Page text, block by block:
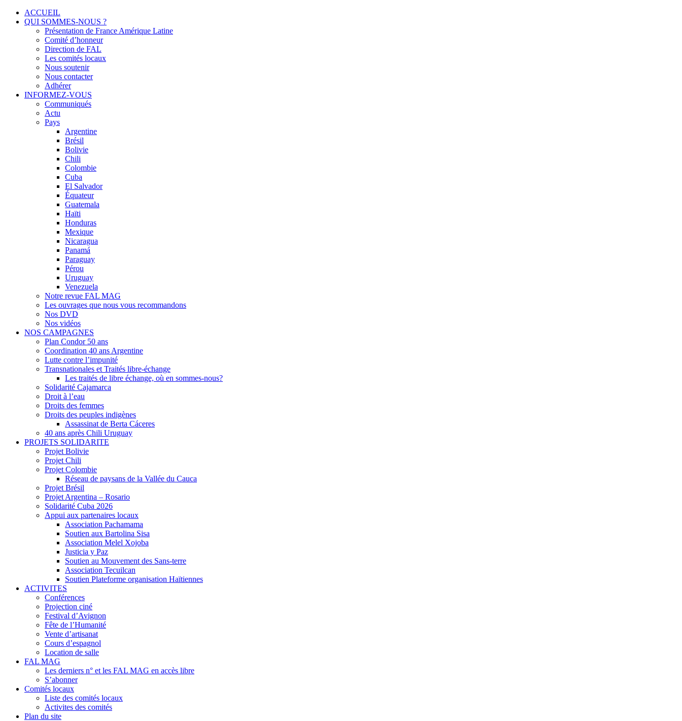
FRANCE AMERIQUE LATINE
Solidarité international et Amitiés entre les peuples
Menu
Skip
ACCUEIL
QUI SOMMES-NOUS ?
Présentation de France Amérique Latine
Comité d’honneur
Direction de FAL
Les comités locaux
Nous soutenir
Nous contacter
Adhérer
INFORMEZ-VOUS
Communiqués
Actu
Pays
Argentine
Brésil
Bolivie
Chili
Colombie
Cuba
El Salvador
Équateur
Guatemala
Haïti
Honduras
Mexique
Nicaragua
Panamá
Paraguay
Pérou
Uruguay
Venezuela
Notre revue FAL MAG
Les ouvrages que nous vous recommandons
Nos DVD
Nos vidéos
NOS CAMPAGNES
Plan Condor 50 ans
Coordination 40 ans Argentine
Lutte contre l’impunité
Transnationales et Traités libre-échange
Les traités de libre échange, où en sommes-nous?
Solidarité Cajamarca
Droit à l’eau
Droits des femmes
Droits des peuples indigènes
Assassinat de Berta Cáceres
40 ans après Chili Uruguay
PROJETS SOLIDARITE
Projet Bolivie
Projet Chili
Projet Colombie
Réseau de paysans de la Vallée du Cauca
Projet Brésil
Projet Argentina – Rosario
Solidarité Cuba 2026
Appui aux partenaires locaux
Association Pachamama
Soutien aux Bartolina Sisa
Association Melel Xojoba
Justicia y Paz
Soutien au Mouvement des Sans-terre
Association Tecuilcan
Soutien Plateforme organisation Haïtiennes
ACTIVITES
Conférences
Projection ciné
Festival d’Avignon
Fête de l’Humanité
Vente d’artisanat
Cours d’espagnol
Location de salle
FAL MAG
Les derniers n° et les FAL MAG en accès libre
S’abonner
Comités locaux
Liste des comités locaux
Activites des comités
Plan du site